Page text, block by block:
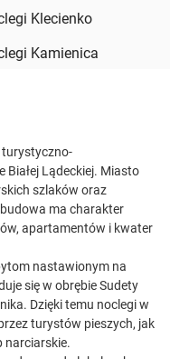
Klecienko
Kamienica
turystyczno-
Lądeckiej. Miasto
szlaków oraz
ma charakter
apartamentów i kwater
nastawionym na
się w obrębie Sudety
Dzięki temu noclegi w
turystów pieszych, jak
narciarskie.